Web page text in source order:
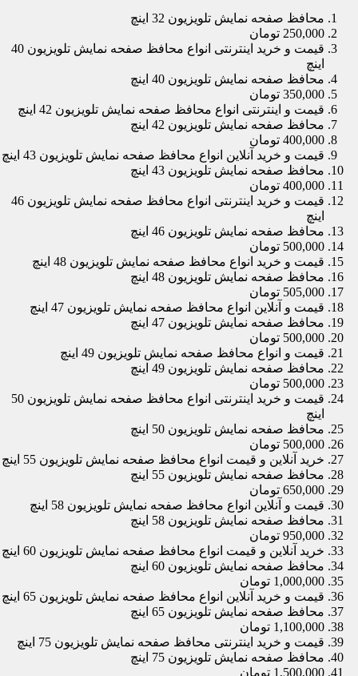
محافظ صفحه نمایش تلویزیون 32 اینچ
250,000 تومان
قیمت و خرید اینترنتی انواع محافظ صفحه نمایش تلویزیون 40
اینچ
محافظ صفحه نمایش تلویزیون 40 اینچ
350,000 تومان
قیمت و اینترنتی انواع محافظ صفحه نمایش تلویزیون 42 اینچ
محافظ صفحه نمایش تلویزیون 42 اینچ
400,000 تومان
قیمت و خرید آنلاین انواع محافظ صفحه نمایش تلویزیون 43 اینچ
محافظ صفحه نمایش تلویزیون 43 اینچ
400,000 تومان
قیمت و خرید اینترنتی انواع محافظ صفحه نمایش تلویزیون 46
اینچ
محافظ صفحه نمایش تلویزیون 46 اینچ
500,000 تومان
قیمت و خرید انواع محافظ صفحه نمایش تلویزیون 48 اینچ
محافظ صفحه نمایش تلویزیون 48 اینچ
505,000 تومان
قیمت و آنلاین انواع محافظ صفحه نمایش تلویزیون 47 اینچ
محافظ صفحه نمایش تلویزیون 47 اینچ
500,000 تومان
قیمت و انواع محافظ صفحه نمایش تلویزیون 49 اینچ
محافظ صفحه نمایش تلویزیون 49 اینچ
500,000 تومان
قیمت و خرید اینترنتی انواع محافظ صفحه نمایش تلویزیون 50
اینچ
محافظ صفحه نمایش تلویزیون 50 اینچ
500,000 تومان
خرید آنلاین و قیمت انواع محافظ صفحه نمایش تلویزیون 55 اینچ
محافظ صفحه نمایش تلویزیون 55 اینچ
650,000 تومان
قیمت و آنلاین انواع محافظ صفحه نمایش تلویزیون 58 اینچ
محافظ صفحه نمایش تلویزیون 58 اینچ
950,000 تومان
خرید آنلاین و قیمت انواع محافظ صفحه نمایش تلویزیون 60 اینچ
محافظ صفحه نمایش تلویزیون 60 اینچ
1,000,000 تومان
قیمت و خرید آنلاین انواع محافظ صفحه نمایش تلویزیون 65 اینچ
محافظ صفحه نمایش تلویزیون 65 اینچ
1,100,000 تومان
قیمت و خرید اینترنتی محافظ صفحه نمایش تلویزیون 75 اینچ
محافظ صفحه نمایش تلویزیون 75 اینچ
1,500,000 تومان